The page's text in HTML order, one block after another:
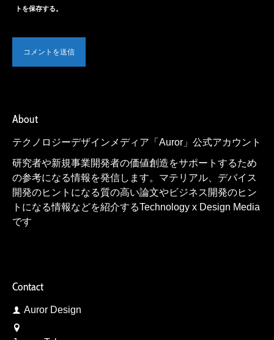
トを保存する。
About
テクノロジーデザインメディア「Auror」公式アカウント
研究者や新規事業開発者の価値創造をサポートするため
の参考になる情報を発信します。マテリアル、デバイス
開発のヒントになる質の高い論文やビジネス開発のヒン
トになる情報などを紹介するTechnology x Design Media
です
Contact
Auror Design